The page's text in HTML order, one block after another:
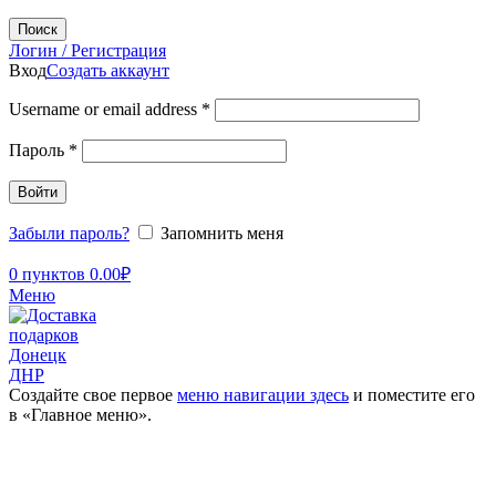
Поиск
Логин / Регистрация
ВходСоздать аккаунт
Username or email address *
Пароль *
Войти
Забыли пароль? Запомнить меня
0 пунктов 0.00₽
Меню
Создайте свое первое меню навигации здесь и поместите его
в «Главное меню».